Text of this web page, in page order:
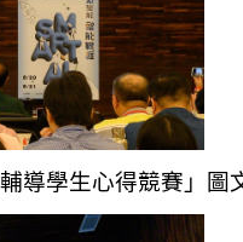
導學生心得競賽」圖